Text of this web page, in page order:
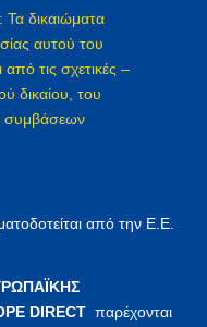
Τα δικαιώματα
αυτού του
τις σχετικές –
δικαίου, του
συμβάσεων
από την Ε.Ε.
DIRECT παρέχονται